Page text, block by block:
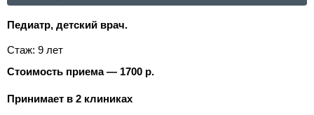
Педиатр, детский врач.
Стаж: 9 лет
Стоимость приема — 1700 р.
Принимает в 2 клиниках